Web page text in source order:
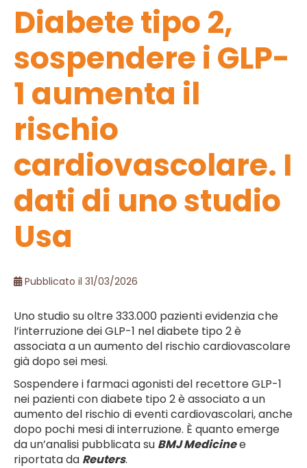
Diabete tipo 2,
sospendere i GLP-
1 aumenta il
rischio
cardiovascolare. I
dati di uno studio
Usa
Pubblicato il 31/03/2026
Uno studio su oltre 333.000 pazienti evidenzia che
l’interruzione dei GLP-1 nel diabete tipo 2 è
associata a un aumento del rischio cardiovascolare
già dopo sei mesi.
Sospendere i farmaci agonisti del recettore GLP-1
nei pazienti con diabete tipo 2 è associato a un
aumento del rischio di eventi cardiovascolari, anche
dopo pochi mesi di interruzione. È quanto emerge
da un’analisi pubblicata su BMJ Medicinee
riportata da Reuters.